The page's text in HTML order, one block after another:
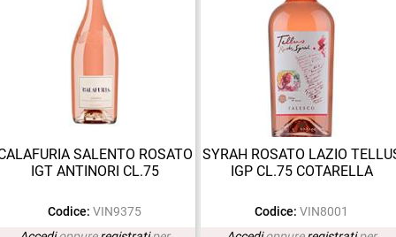
SALENTO ROSATO
IGT ANTINORI CL.75
Codice: VIN9375
SYRAH ROSATO LAZIO
IGP CL.75 COTARELLA
Codice: VIN8001